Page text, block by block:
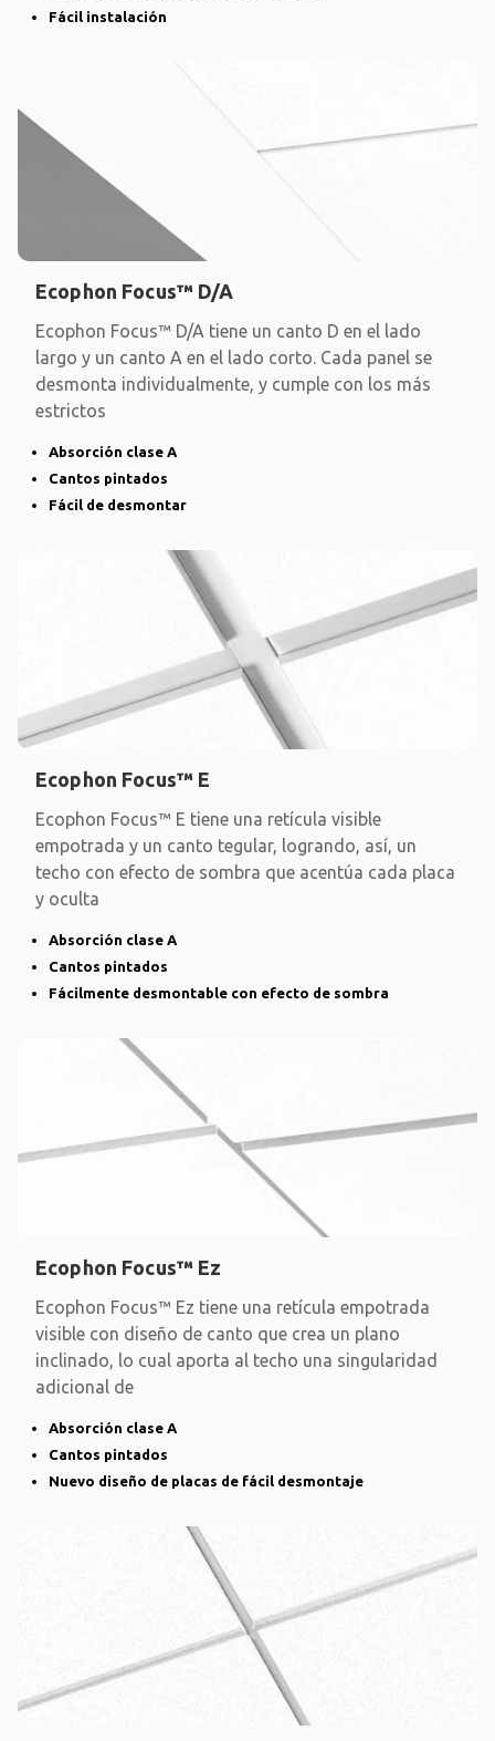
Fácil instalación
Ecophon Focus™ D/A
Ecophon Focus™ D/A tiene un canto D en el lado
largo y un canto A en el lado corto. Cada panel se
desmonta individualmente, y cumple con los más
estrictos
Absorción clase A
Cantos pintados
Fácil de desmontar
Ecophon Focus™ E
Ecophon Focus™ E tiene una retícula visible
empotrada y un canto tegular, logrando, así, un
techo con efecto de sombra que acentúa cada placa
y oculta
Absorción clase A
Cantos pintados
Fácilmente desmontable con efecto de sombra
Ecophon Focus™ Ez
Ecophon Focus™ Ez tiene una retícula empotrada
visible con diseño de canto que crea un plano
inclinado, lo cual aporta al techo una singularidad
adicional de
Absorción clase A
Cantos pintados
Nuevo diseño de placas de fácil desmontaje